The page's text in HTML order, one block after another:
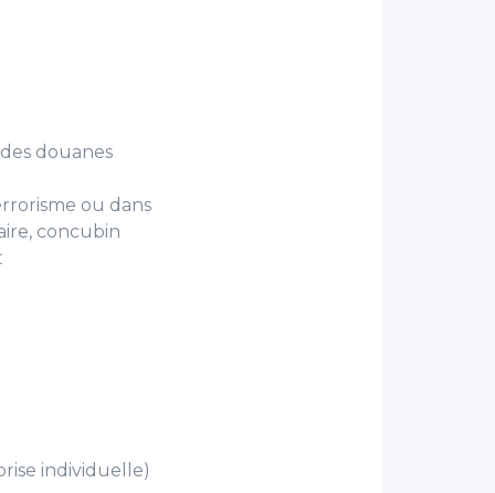
douanes
ou dans
concubin
individuelle)